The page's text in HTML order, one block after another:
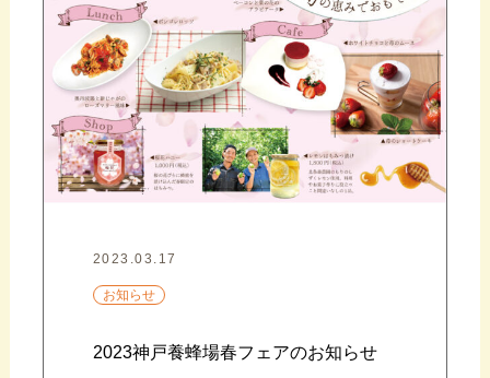
2023.03.17
お知らせ
2023神戸養蜂場春フェアのお知らせ